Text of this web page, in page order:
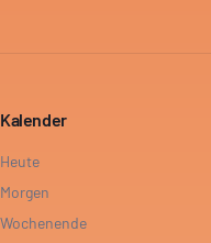
Kalender
Heute
Morgen
Wochenende